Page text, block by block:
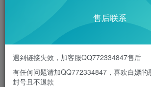
售后联系
遇到链接失效，加客服QQ772334847售后
有任何问题请加QQ772334847，喜欢白嫖的
封号且不退款